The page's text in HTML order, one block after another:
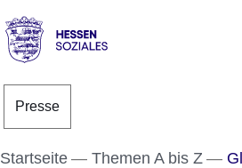
Direkt zum Kopf der
Direkt zum Inhalt
Direkt zum Fuß der
Sozial
Presse
Startseite Themen A bis Z